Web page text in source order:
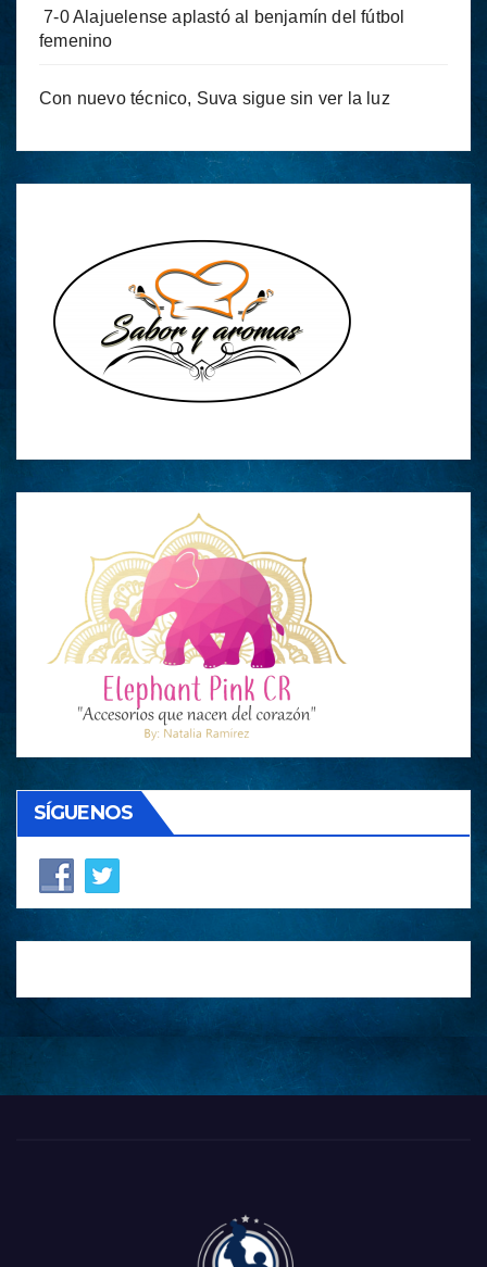
7-0 Alajuelense aplastó al benjamín del fútbol
femenino
Con nuevo técnico, Suva sigue sin ver la luz
SÍGUENOS